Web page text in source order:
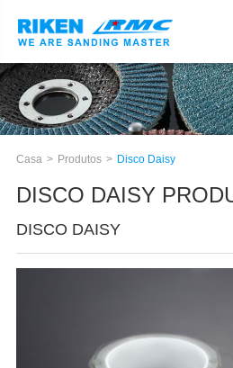
Casa Produtos Disco Daisy
DISCO DAISY
DISCO DAISY